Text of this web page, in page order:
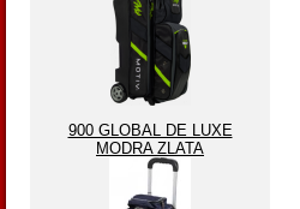
900 GLOBAL DE LUXE
MODRA ZLATA